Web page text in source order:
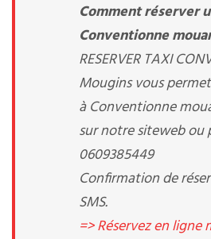
Comment réserver
Conventionne
RESERVER TAXI
Mougins vous
à Conventionne
sur notre siteweb ou
0609385449
Confirmation de
SMS.
=> Réservez en